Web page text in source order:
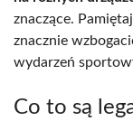
znaczące.
znacznie
wydarzeń
Co to są